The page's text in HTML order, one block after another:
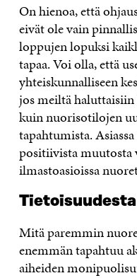
On hienoa, että
eivät ole vain
loppujen lopuksi
tapaa. Voi olla, että
yhteiskunnalliseen
jos meiltä
kuin nuorisotilojen
tapahtumista.
positiivista muutosta
ilmastoasioissa
Mitä paremmin
enemmän tapahtuu
aiheiden